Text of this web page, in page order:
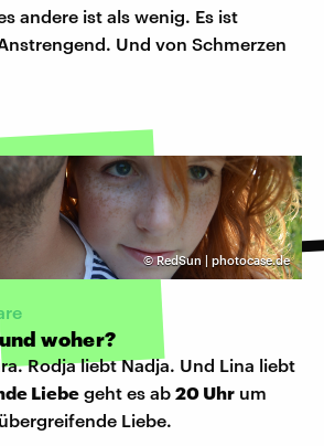
andere ist als wenig. Es ist
Und von Schmerzen
©RedSun | photocase.de
woher?
Rodja liebt Nadja. Und Lina liebt
Liebe geht es ab 20 Uhr um
Liebe.